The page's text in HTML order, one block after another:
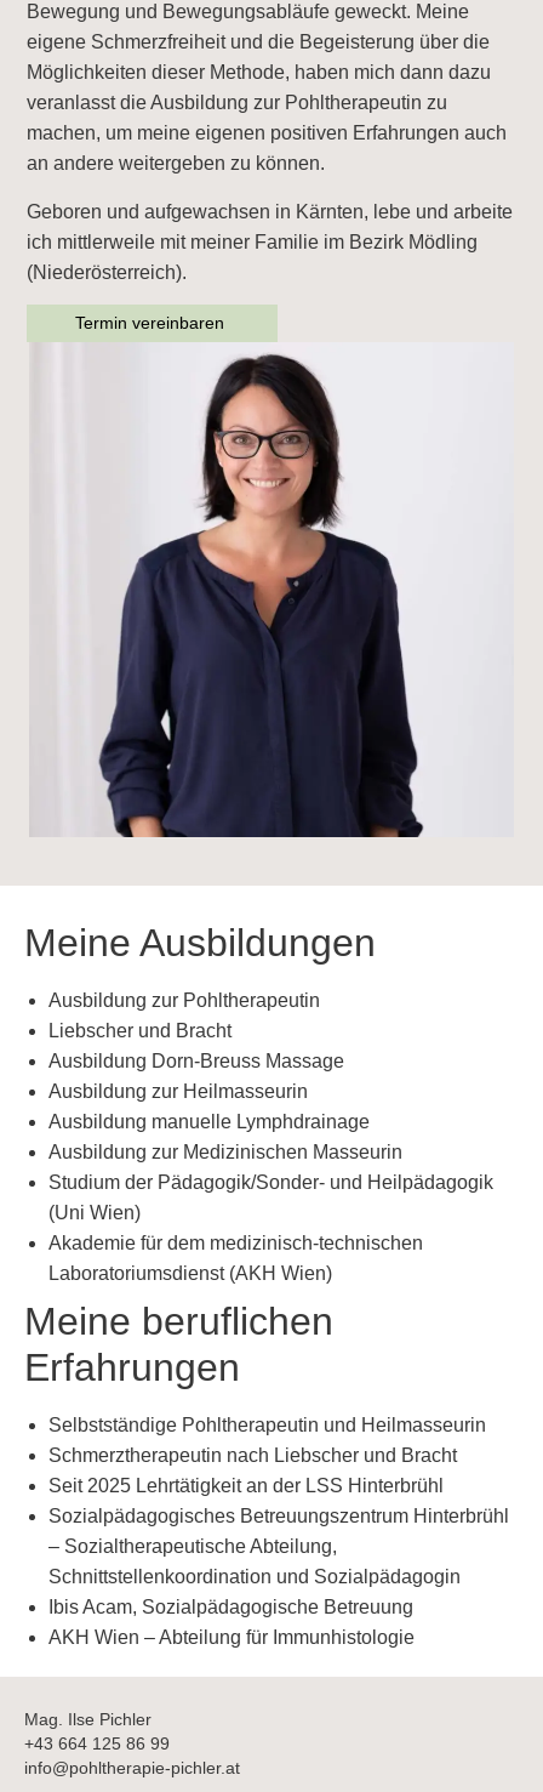
Bewegung und Bewegungsabläufe geweckt. Meine
eigene Schmerzfreiheit und die Begeisterung über die
Möglichkeiten dieser Methode, haben mich dann dazu
veranlasst die Ausbildung zur Pohltherapeutin zu
machen, um meine eigenen positiven Erfahrungen auch
an andere weitergeben zu können.
Geboren und aufgewachsen in Kärnten, lebe und arbeite
ich mittlerweile mit meiner Familie im Bezirk Mödling
(Niederösterreich).
Termin vereinbaren
Meine Ausbildungen
Ausbildung zur Pohltherapeutin
Liebscher und Bracht
Ausbildung Dorn-Breuss Massage
Ausbildung zur Heilmasseurin
Ausbildung manuelle Lymphdrainage
Ausbildung zur Medizinischen Masseurin
Studium der Pädagogik/Sonder- und Heilpädagogik
(Uni Wien)
Akademie für dem medizinisch-technischen
Laboratoriumsdienst (AKH Wien)
Meine beruflichen
Erfahrungen
Selbstständige Pohltherapeutin und Heilmasseurin
Schmerztherapeutin nach Liebscher und Bracht
Seit 2025 Lehrtätigkeit an der LSS Hinterbrühl
Sozialpädagogisches Betreuungszentrum Hinterbrühl
– Sozialtherapeutische Abteilung,
Schnittstellenkoordination und Sozialpädagogin
Ibis Acam, Sozialpädagogische Betreuung
AKH Wien – Abteilung für Immunhistologie
Mag. Ilse Pichler
+43 664 125 86 99
info@pohltherapie-pichler.at